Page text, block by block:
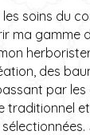
soins du
ma gamme
des
par
traditionnel